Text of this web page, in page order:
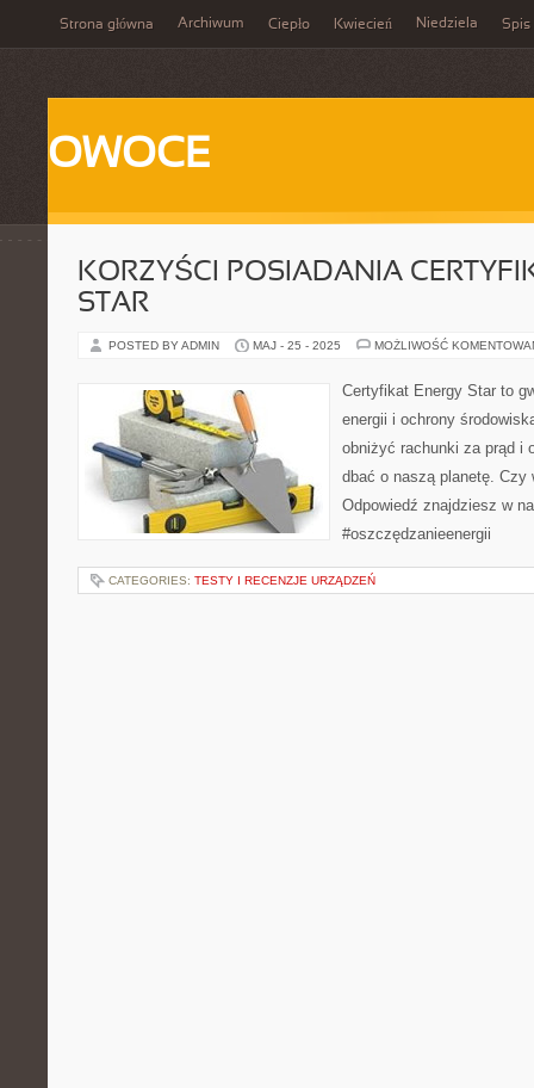
Strona główna Archiwum Ciepło Kwiecień Niedziela Spis
OWOCE
KORZYŚCI POSIADANIA
STAR
POSTED BY ADMIN MAJ - 25 - 2025 MOŻLIWOŚĆ
Certyfikat Energy Star to
energii i ochrony
obniżyć rachunki za prąd i
dbać o naszą planetę. Czy
Odpowiedź znajdziesz w
#oszczędzanieenergii
CATEGORIES: TESTY I RECENZJE URZĄDZEŃ